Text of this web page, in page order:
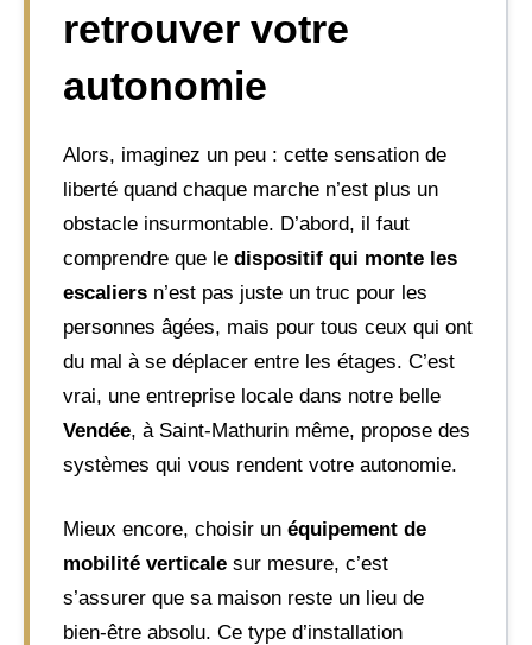
retrouver votre
autonomie
Alors, imaginez un peu : cette sensation de
liberté quand chaque marche n’est plus un
obstacle insurmontable. D’abord, il faut
comprendre que le dispositif qui monte les
escaliers n’est pas juste un truc pour les
personnes âgées, mais pour tous ceux qui ont
du mal à se déplacer entre les étages. C’est
vrai, une entreprise locale dans notre belle
Vendée, à Saint-Mathurin même, propose des
systèmes qui vous rendent votre autonomie.
Mieux encore, choisir un équipement de
mobilité verticale sur mesure, c’est
s’assurer que sa maison reste un lieu de
bien-être absolu. Ce type d’installation